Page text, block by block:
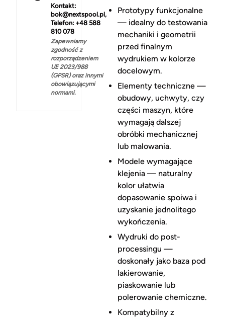
Kontakt:
bok@nextspool.pl,
Telefon: +48 588
810 078
Zapewniamy
zgodność z
rozporządzeniem
UE 2023/988
(GPSR) oraz innymi
obowiązującymi
normami.
Prototypy funkcjonalne
— idealny do testowania
mechaniki i geometrii
przed finalnym
wydrukiem w kolorze
docelowym.
Elementy techniczne —
obudowy, uchwyty, czy
części maszyn, które
wymagają dalszej
obróbki mechanicznej
lub malowania.
Modele wymagające
klejenia — naturalny
kolor ułatwia
dopasowanie spoiwa i
uzyskanie jednolitego
wykończenia.
Wydruki do post-
processingu —
doskonały jako baza pod
lakierowanie,
piaskowanie lub
polerowanie chemiczne.
Kompatybilny z